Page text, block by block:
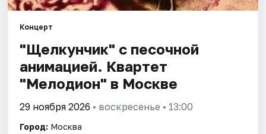
Концерт
"Щелкунчик" с песочной
анимацией. Квартет
"Мелодион" в Москве
29 ноября 2026 • воскресенье • 13:00
Город: Москва